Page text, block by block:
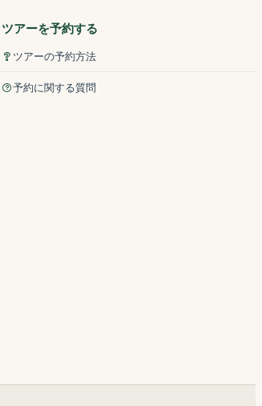
ツアーを予約する
ツアーの予約方法
予約に関する質問